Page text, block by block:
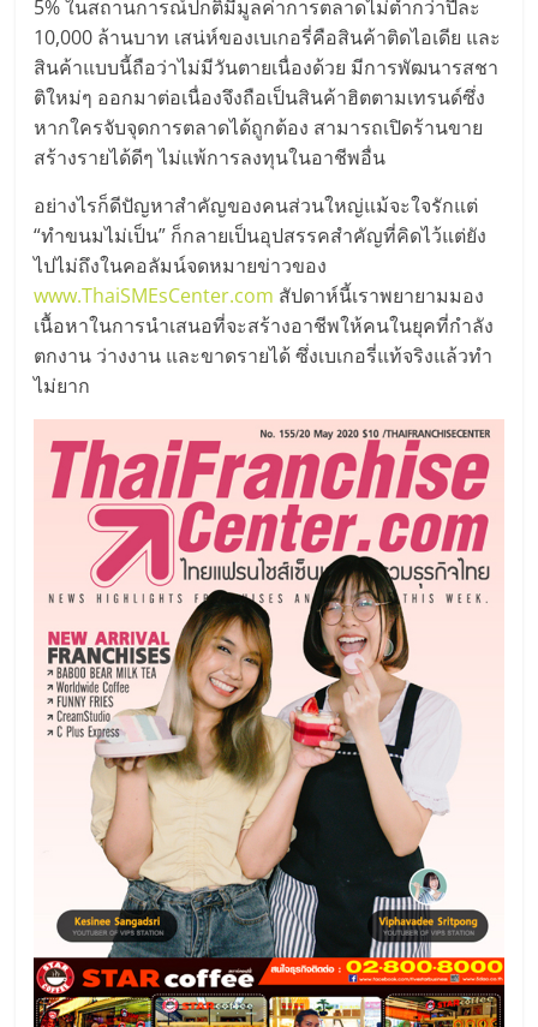
แฟ
รน
ไชส์,
ที่
ปรึกษา
แฟ
รน
ไชส์,
รวม
แฟ
รน
ไชส์
ขาย
แฟ
รน
5% ในสถานการณ์ปกติมีมูลค่าการตลาดไม่ต่ำกว่าปีละ
10,000 ล้านบาท เสน่ห์ของเบเกอรี่คือสินค้าติดไอเดีย และ
สินค้าแบบนี้ถือว่าไม่มีวันตายเนื่องด้วย มีการพัฒนารสชา
ติใหม่ๆ ออกมาต่อเนื่องจึงถือเป็นสินค้าฮิตตามเทรนด์ซึ่ง
หากใครจับจุดการตลาดได้ถูกต้อง สามารถเปิดร้านขาย
สร้างรายได้ดีๆ ไม่แพ้การลงทุนในอาชีพอื่น
อย่างไรก็ดีปัญหาสำคัญของคนส่วนใหญ่แม้จะใจรักแต่
“ทำขนมไม่เป็น” ก็กลายเป็นอุปสรรคสำคัญที่คิดไว้แต่ยัง
ไปไม่ถึงในคอลัมน์จดหมายข่าวของ
www.ThaiSMEsCenter.com สัปดาห์นี้เราพยายามมอง
เนื้อหาในการนำเสนอที่จะสร้างอาชีพให้คนในยุคที่กำลัง
ตกงาน ว่างงาน และขาดรายได้ ซึ่งเบเกอรี่แท้จริงแล้วทำ
ไม่ยาก